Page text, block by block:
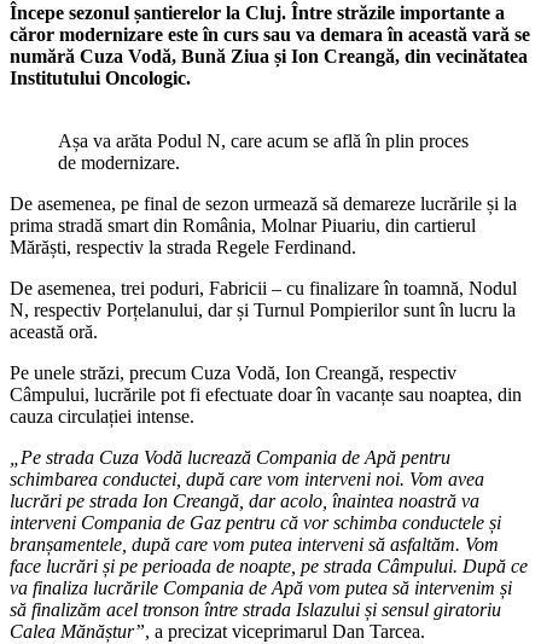
Începe sezonul șantierelor la Cluj. Între străzile importante a
căror modernizare este în curs sau va demara în această vară se
numără Cuza Vodă, Bună Ziua și Ion Creangă, din vecinătatea
Institutului Oncologic.
Așa va arăta Podul N, care acum se află în plin proces
de modernizare.
De asemenea, pe final de sezon urmează să demareze lucrările și la
prima stradă smart din România, Molnar Piuariu, din cartierul
Mărăști, respectiv la strada Regele Ferdinand.
De asemenea, trei poduri, Fabricii – cu finalizare în toamnă, Nodul
N, respectiv Porțelanului, dar și Turnul Pompierilor sunt în lucru la
această oră.
Pe unele străzi, precum Cuza Vodă, Ion Creangă, respectiv
Câmpului, lucrările pot fi efectuate doar în vacanțe sau noaptea, din
cauza circulației intense.
„Pe strada Cuza Vodă lucrează Compania de Apă pentru
schimbarea conductei, după care vom interveni noi. Vom avea
lucrări pe strada Ion Creangă, dar acolo, înaintea noastră va
interveni Compania de Gaz pentru că vor schimba conductele și
branșamentele, după care vom putea interveni să asfaltăm. Vom
face lucrări și pe perioada de noapte, pe strada Câmpului. După ce
va finaliza lucrările Compania de Apă vom putea să intervenim și
să finalizăm acel tronson între strada Islazului și sensul giratoriu
Calea Mănăștur”, a precizat viceprimarul Dan Tarcea.